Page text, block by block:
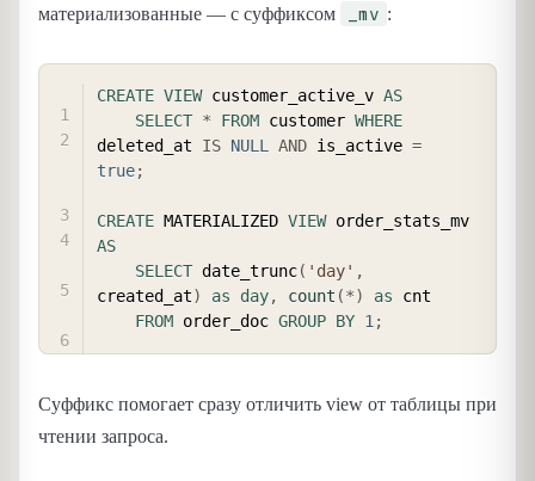
материализованные — с суффиксом
_mv :
CREATE VIEW customer_active_v AS
SELECT * FROM customer WHERE
deleted_at IS NULL AND is_active =
true;
CREATE MATERIALIZED VIEW
AS
SELECT date_trunc( 'day' ,
created_at) as day, count (*) as cnt
FROM order_doc GROUP BY 1 ;
Суффикс помогает сразу отличить view от таблицы при
чтении запроса.